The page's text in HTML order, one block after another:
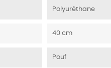
Polyuréthane
40 cm
Pouf